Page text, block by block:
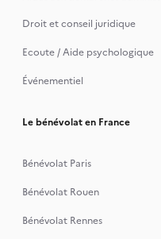
Droit et conseil juridique
Ecoute / Aide psychologique
Événementiel
Le bénévolat en France
Bénévolat Paris
Bénévolat Rouen
Bénévolat Rennes